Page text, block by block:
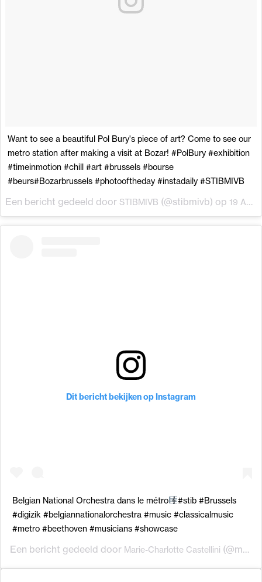
Want to see a beautiful Pol Bury's piece of art? Come to see our
metro station after making a visit at Bozar! #PolBury #exhibition
#timeinmotion #chill #art #brussels #bourse
#beurs#Bozarbrussels #photooftheday #instadaily #STIBMIVB
Een bericht gedeeld door STIBMIVB (@stibmivb) op 19 Apr 2017 om 12:34 (PDT)
Dit bericht bekijken op Instagram
Belgian National Orchestra dans le métro
#stib #Brussels
#digizik #belgiannationalorchestra #music #classicalmusic
#metro #beethoven #musicians #showcase
Een bericht gedeeld door Marie-Charlotte Castellini (@mariechacastel) op